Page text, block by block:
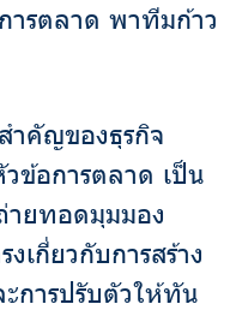
ารตลาด พาทีมก้าว
ำคัญของธุรกิจ
วข้อการตลาด เป็น
ายทอดมุมมอง
เกี่ยวกับการสร้าง
การปรับตัวให้ทัน